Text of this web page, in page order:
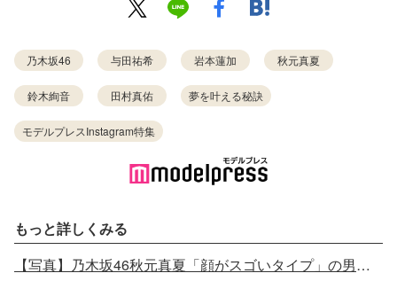
乃木坂46 与田祐希 岩本蓮加 秋元真夏
鈴木絢音 田村真佑 夢を叶える秘訣
モデルプレスInstagram特集
もっと詳しくみる
【写真】乃木坂46秋元真夏「顔がスゴいタイプ」の男性芸能人を告白